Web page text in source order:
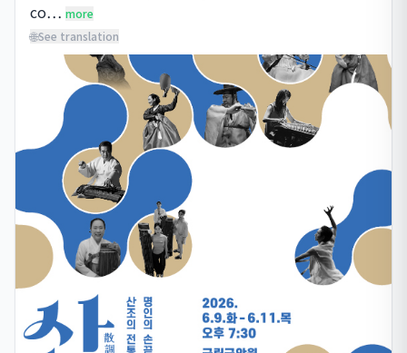
co… more
🌐See translation